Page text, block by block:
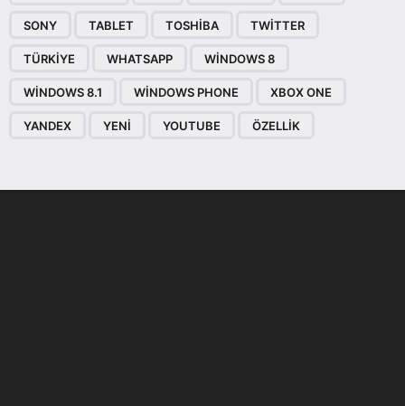
SONY TABLET TOSHIBA TWITTER
TÜRKIYE WHATSAPP WINDOWS 8
WINDOWS 8.1 WINDOWS PHONE XBOX ONE
YANDEX YENI YOUTUBE ÖZELLIK